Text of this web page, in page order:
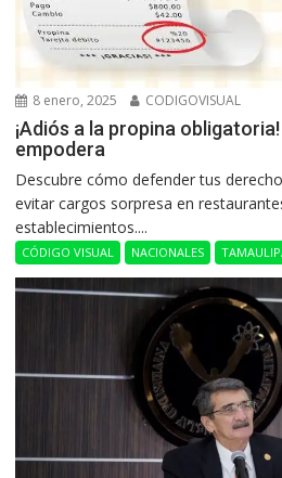
8 enero, 2025 CODIGOVISUAL
¡Adiós a la propina
empodera
Descubre cómo defender tus
evitar cargos sorpresa en
establecimientos....
CÓDIGO VISUAL NACIONALES